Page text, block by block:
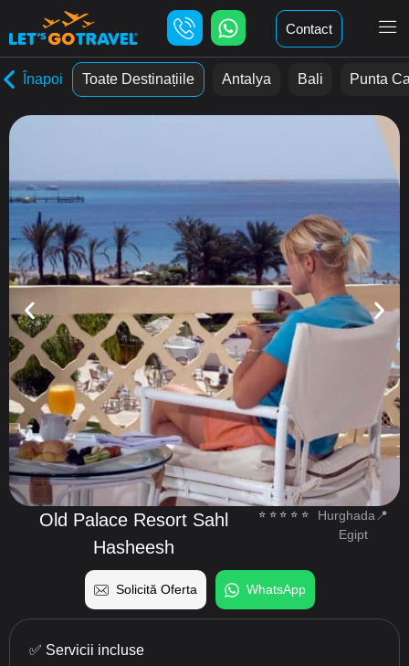
Contact
Înapoi Toate Destinațiile Antalya Bali Punta
Old Palace Resort Sahl
Hasheesh
⭐️⭐️⭐️⭐️⭐️
Hurghada📍
Egipt
Solicită Oferta WhatsApp
✅ Servicii incluse